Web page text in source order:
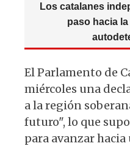
Los catalanes
paso hacia
El Parlamento de
miércoles una
a la región
futuro", lo que
para avanzar